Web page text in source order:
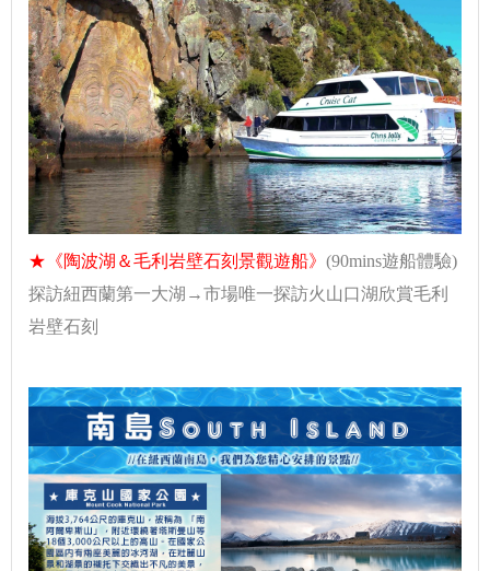
★《陶波湖＆毛利岩壁石刻景觀遊船》 (90mins遊船體驗)
探訪紐西蘭第一大湖→市場唯一探訪火山口湖欣賞毛利
岩壁石刻